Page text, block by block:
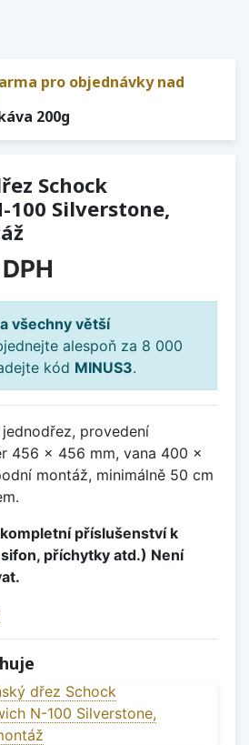
pro objednávky nad
200g
Schock
100 Silverstone,
všechny větší
alespoň za 8 000
kód MINUS3.
provedení
456 x 456 mm, vana 400 x
montáž, minimálně 50 cm
příslušenství k
příchytky atd.) Není
dřez Schock
N-100 Silverstone,